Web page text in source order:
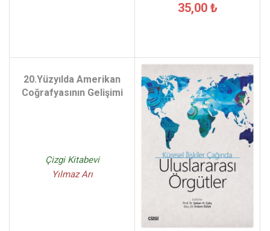
35,00 ₺
20.Yüzyılda Amerikan
Coğrafyasının Gelişimi
Çizgi Kitabevi
Yılmaz Arı